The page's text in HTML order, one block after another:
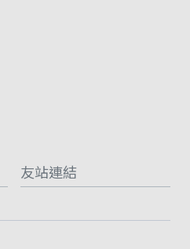
友站連結